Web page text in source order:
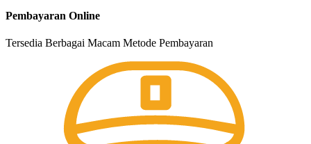
Pembayaran Online
Tersedia Berbagai Macam Metode Pembayaran